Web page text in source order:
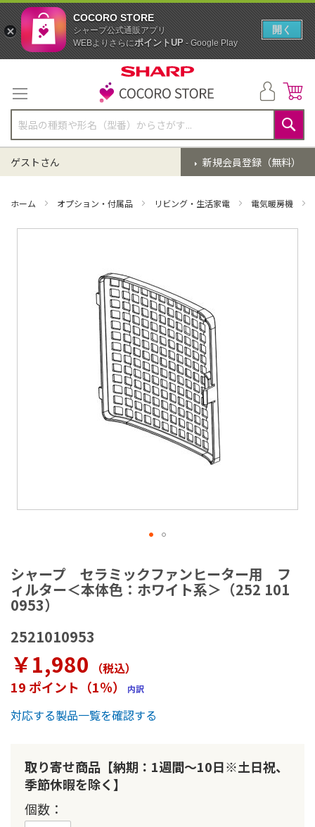
テ
ン
ツ
に
ス
キ
ッ
検
索
新規会員登録（無料）
ゲストさん
ホーム オプション・付属品 リビング・生活家電 電気暖房機
シャープ セラミックファンヒーター用 フ
ィルター＜本体色：ホワイト系＞（252 101
0953）
2521010953
￥1,980 （税込）
19 ポイント（1％） 内訳
対応する製品一覧を確認する
取り寄せ商品【納期：1週間～10日※土日祝、
季節休暇を除く】
個数
メ
ー
ジ
ギ
ラ
ー
最
初
に
す
COCORO STORE
シャープ公式通販アプリ
WEBよりさらにポイントUP- Google Play
開く